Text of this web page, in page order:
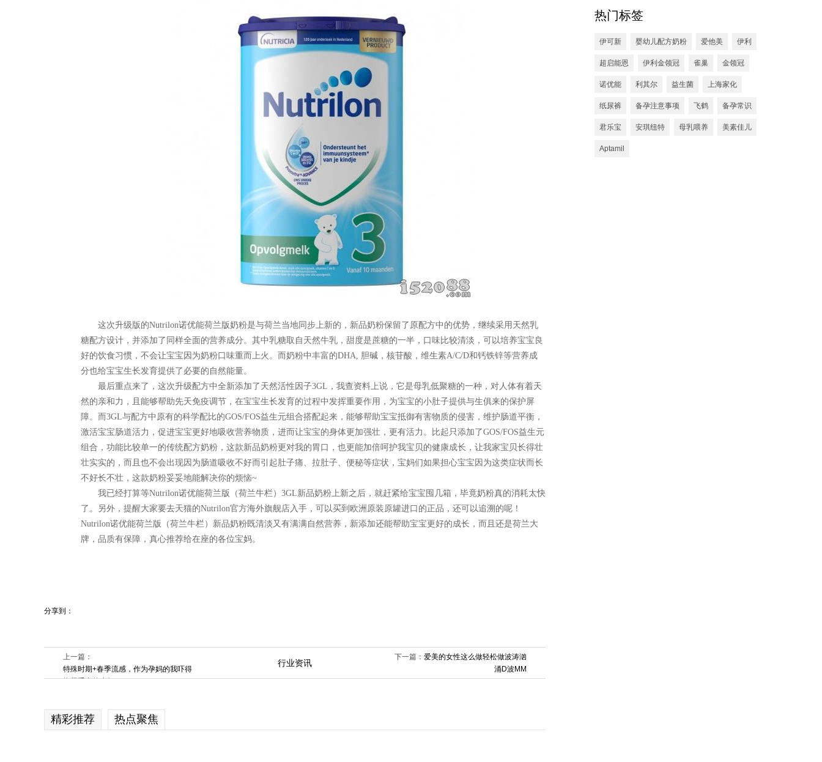
这次升级版的Nutrilon诺优能荷兰版奶粉是与荷兰当地同步上新的，新品奶粉保留了原配方中的优势，继续采用天然乳
糖配方设计，并添加了同样全面的营养成分。其中乳糖取自天然牛乳，甜度是蔗糖的一半，口味比较清淡，可以培养宝宝良
好的饮食习惯，不会让宝宝因为奶粉口味重而上火。而奶粉中丰富的DHA, 胆碱，核苷酸，维生素A/C/D和钙铁锌等营养成
分也给宝宝生长发育提供了必要的自然能量。
最后重点来了，这次升级配方中全新添加了天然活性因子3GL，我查资料上说，它是母乳低聚糖的一种，对人体有着天
然的亲和力，且能够帮助先天免疫调节，在宝宝生长发育的过程中发挥重要作用，为宝宝的小肚子提供与生俱来的保护屏
障。而3GL与配方中原有的科学配比的GOS/FOS益生元组合搭配起来，能够帮助宝宝抵御有害物质的侵害，维护肠道平衡，
激活宝宝肠道活力，促进宝宝更好地吸收营养物质，进而让宝宝的身体更加强壮，更有活力。比起只添加了GOS/FOS益生元
组合，功能比较单一的传统配方奶粉，这款新品奶粉更对我的胃口，也更能加倍呵护我宝贝的健康成长，让我家宝贝长得壮
壮实实的，而且也不会出现因为肠道吸收不好而引起肚子痛、拉肚子、便秘等症状，宝妈们如果担心宝宝因为这类症状而长
不好长不壮，这款奶粉妥妥地能解决你的烦恼~
我已经打算等Nutrilon诺优能荷兰版（荷兰牛栏）3GL新品奶粉上新之后，就赶紧给宝宝囤几箱，毕竟奶粉真的消耗太快
了。另外，提醒大家要去天猫的Nutrilon官方海外旗舰店入手，可以买到欧洲原装原罐进口的正品，还可以追溯的呢！
Nutrilon诺优能荷兰版（荷兰牛栏）新品奶粉既清淡又有满满自然营养，新添加还能帮助宝宝更好的成长，而且还是荷兰大
牌，品质有保障，真心推荐给在座的各位宝妈。
分享到：
上一篇：
特殊时期+春季流感，作为孕妈的我吓得
抱紧手中的水杯
行业资讯
下一篇： 爱美的女性这么做轻松做波涛汹
涌D波MM
精彩推荐 热点聚焦
热门标签
伊可新 婴幼儿配方奶粉 爱他美 伊利
超启能恩 伊利金领冠 雀巢 金领冠
诺优能 利其尔 益生菌 上海家化
纸尿裤 备孕注意事项 飞鹤 备孕常识
君乐宝 安琪纽特 母乳喂养 美素佳儿
Aptamil